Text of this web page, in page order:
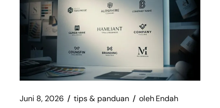
Juni 8, 2026 tips & panduan olehEndah